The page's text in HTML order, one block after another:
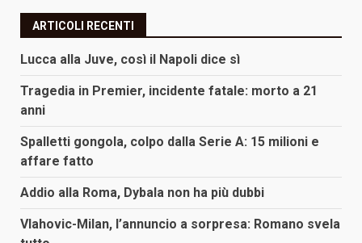
ARTICOLI RECENTI
Lucca alla Juve, così il Napoli dice sì
Tragedia in Premier, incidente fatale: morto a 21
anni
Spalletti gongola, colpo dalla Serie A: 15 milioni e
affare fatto
Addio alla Roma, Dybala non ha più dubbi
Vlahovic-Milan, l’annuncio a sorpresa: Romano svela